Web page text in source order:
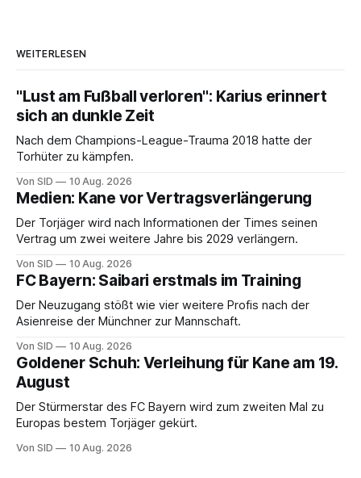
WEITERLESEN
"Lust am Fußball verloren": Karius erinnert
sich an dunkle Zeit
Nach dem Champions-League-Trauma 2018 hatte der
Torhüter zu kämpfen.
Von SID 10 Aug. 2026
Medien: Kane vor Vertragsverlängerung
Der Torjäger wird nach Informationen der Times seinen
Vertrag um zwei weitere Jahre bis 2029 verlängern.
Von SID 10 Aug. 2026
FC Bayern: Saibari erstmals im Training
Der Neuzugang stößt wie vier weitere Profis nach der
Asienreise der Münchner zur Mannschaft.
Von SID 10 Aug. 2026
Goldener Schuh: Verleihung für Kane am 19.
August
Der Stürmerstar des FC Bayern wird zum zweiten Mal zu
Europas bestem Torjäger gekürt.
Von SID 10 Aug. 2026